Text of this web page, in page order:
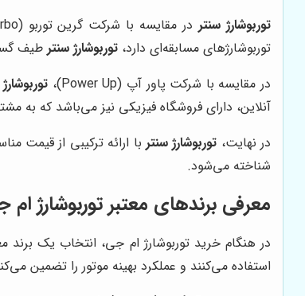
توربوشارژ سنتر
توربوشارژهای مسابقه‌ای دارد، توربوشارژ سنتر طیف
در مقایسه با شرکت پاور آپ (Power Up)،
آنلاین، دارای فروشگاه فیزیکی نیز می‌باشد که به
در نهایت، توربوشارژ سنتر با ارائه ترکیبی از قیمت
شناخته می‌شود.
معرفی برندهای معتبر توربوشارژ ام
در هنگام خرید توربوشارژ ام جی، انتخاب یک برند
استفاده می‌کنند و عملکرد بهینه موتور را تضمین